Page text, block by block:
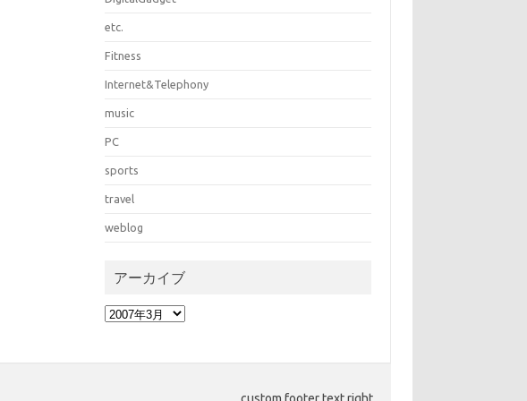
etc.
Fitness
Internet&Telephony
music
PC
sports
travel
weblog
アーカイブ
ア